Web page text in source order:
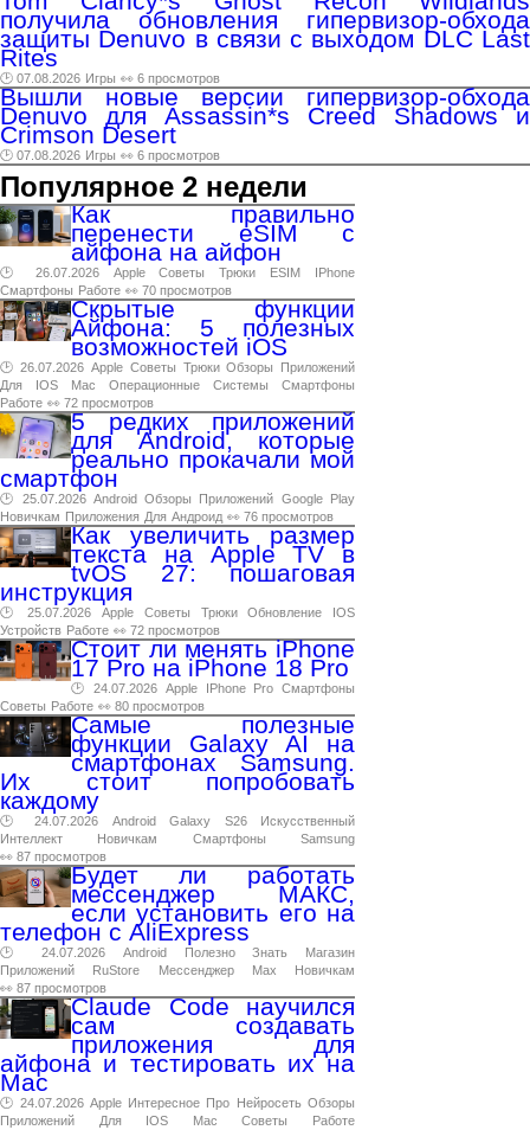
получила обновления гипервизор-обхода
защиты Denuvo в связи с выходом DLC Last
Rites
🕑 07.08.2026 Игры 👀 6 просмотров
Вышли новые версии гипервизор-обхода
Denuvo для Assassin*s Creed Shadows и
Crimson Desert
🕑 07.08.2026 Игры 👀 6 просмотров
Популярное 2 недели
Как правильно
перенести eSIM с
айфона на айфон
🕑 26.07.2026 Apple Советы Трюки ESIM
IPhone
Смартфоны Работе 👀 70 просмотров
Скрытые функции
Айфона: 5 полезных
возможностей iOS
🕑 26.07.2026 Apple Советы Трюки Обзоры
Приложений
Для
IOS Mac Операционные Системы
Смартфоны
Работе 👀 72 просмотров
5 редких приложений
для Android, которые
реально прокачали мой
смартфон
🕑 25.07.2026 Android Обзоры Приложений Google
Play
Новичкам Приложения Для Андроид 👀 76 просмотров
Как увеличить размер
текста на Apple TV в
tvOS 27: пошаговая
инструкция
🕑 25.07.2026 Apple Советы Трюки Обновление
IOS
Устройств Работе 👀 72 просмотров
Стоит ли менять iPhone
17 Pro на iPhone 18 Pro
🕑 24.07.2026 Apple IPhone Pro Смартфоны
Советы Работе 👀 80 просмотров
Самые полезные
функции Galaxy AI на
смартфонах Samsung.
Их стоит попробовать
каждому
🕑 24.07.2026 Android Galaxy S26
Искусственный
Интеллект
Новичкам Смартфоны
Samsung
👀 87 просмотров
Будет ли работать
мессенджер МАКС,
если установить его на
телефон с AliExpress
🕑 24.07.2026 Android Полезно Знать
Магазин
Приложений
RuStore Мессенджер Max
Новичкам
👀 87 просмотров
Claude Code научился
сам создавать
приложения для
айфона и тестировать их на
Mac
🕑 24.07.2026 Apple Интересное Про Нейросеть Обзоры
Приложений
Для IOS Mac Советы
Работе